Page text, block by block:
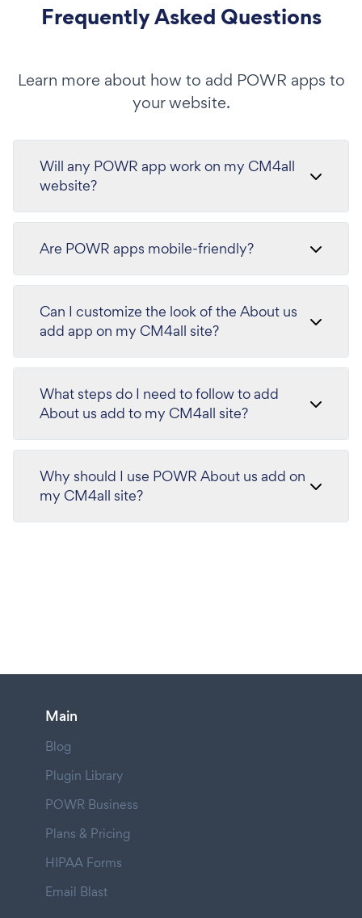
Frequently Asked Questions
Learn more about how to add POWR apps to
your website.
Will any POWR app work on my CM4all
website?
Are POWR apps mobile-friendly?
Can I customize the look of the About us
add app on my CM4all site?
What steps do I need to follow to add
About us add to my CM4all site?
Why should I use POWR About us add on
my CM4all site?
Main
Blog
Plugin Library
POWR Business
Plans & Pricing
HIPAA Forms
Email Blast